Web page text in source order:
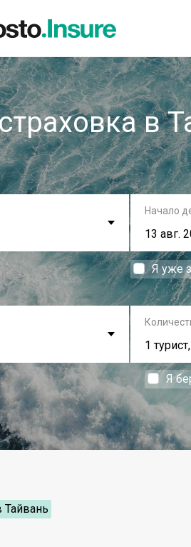
в
Начало
Я уже
1
Я
Тайвань